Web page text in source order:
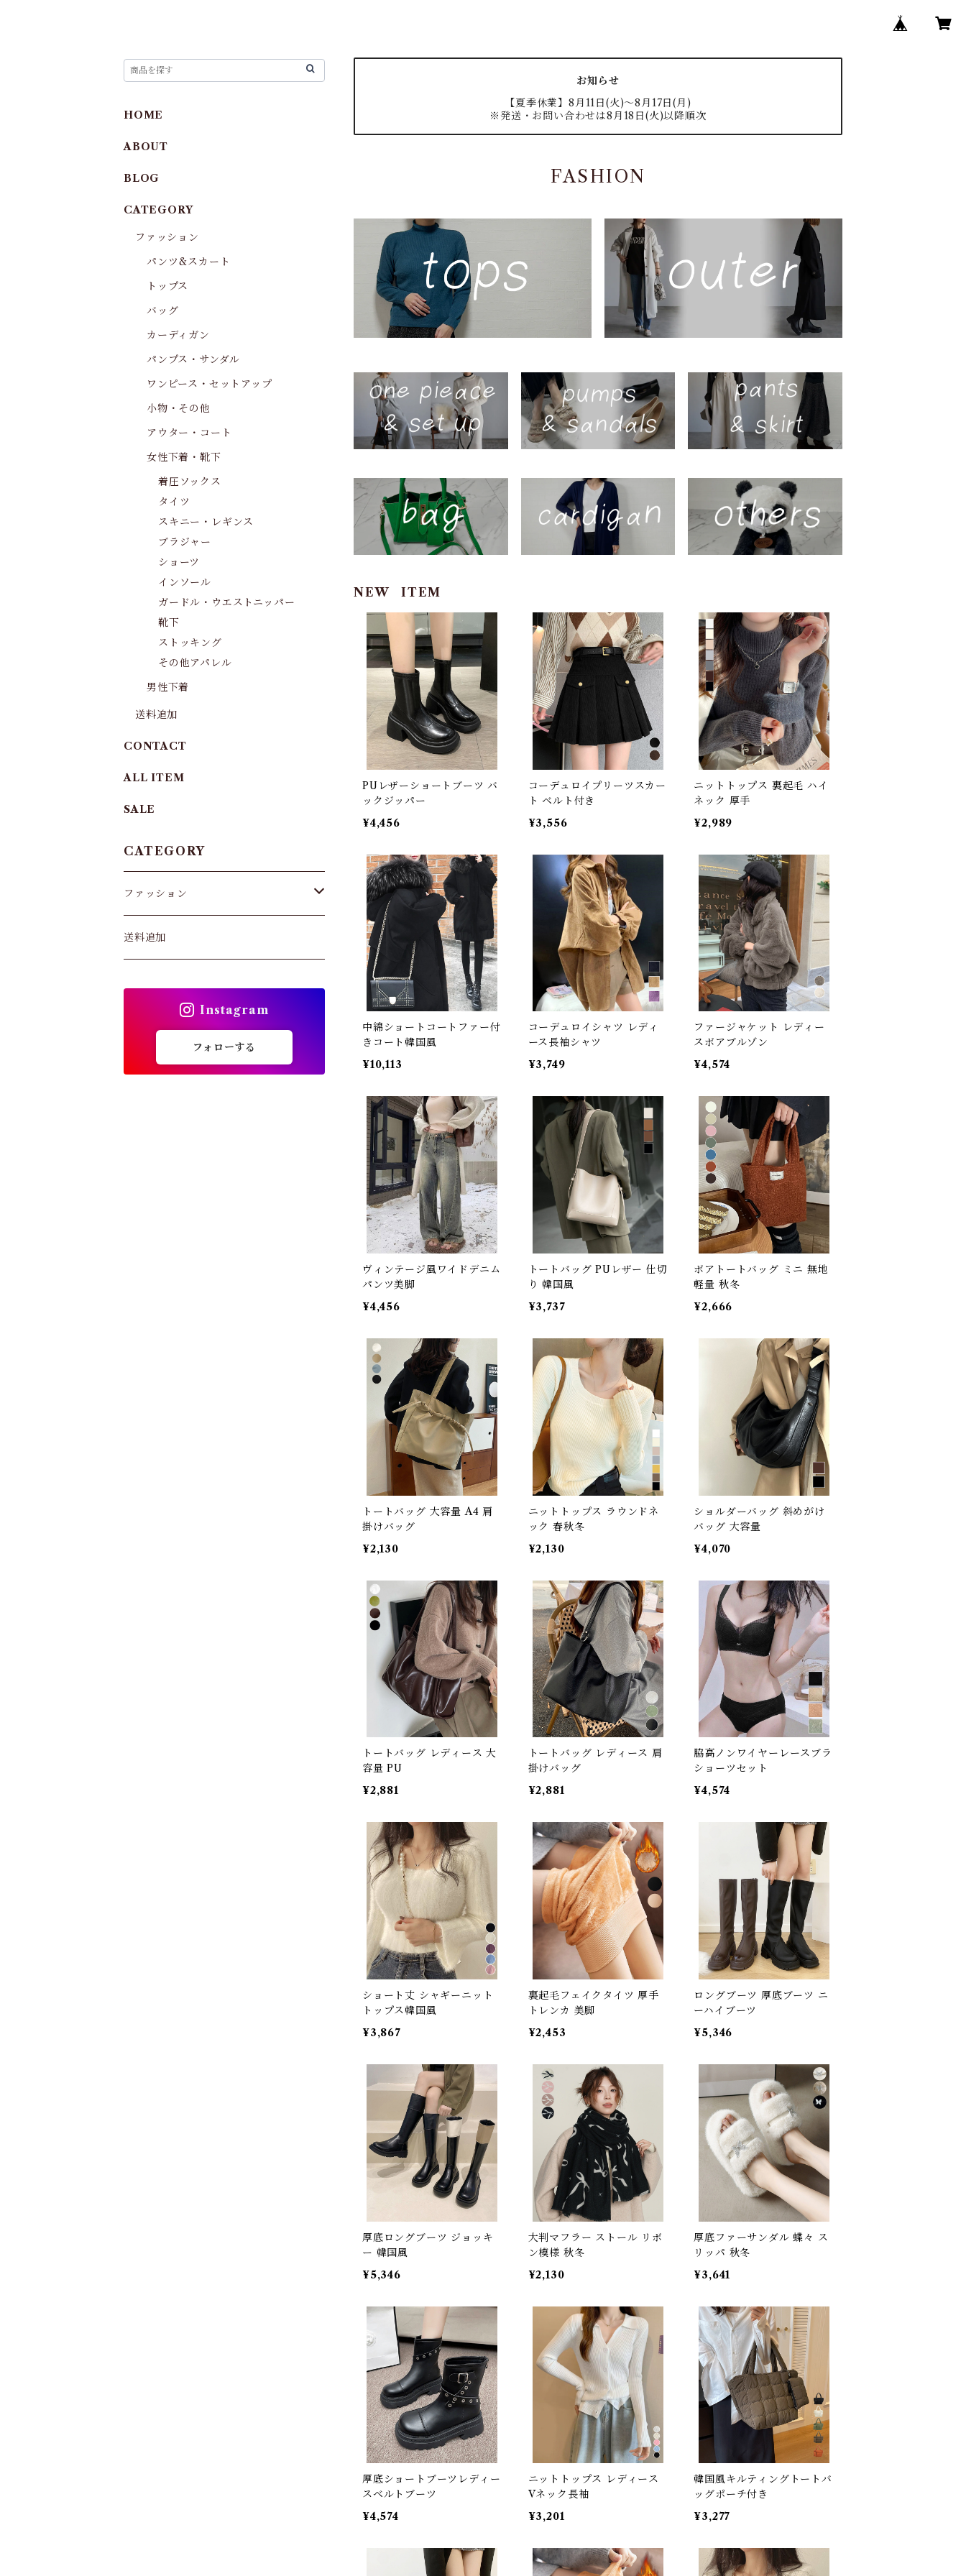
お知らせ
【夏季休業】8月11日(火)〜8月17日(月)
※発送・お問い合わせは8月18日(火)以降順次
FASHION
NEW ITEM
PUレザーショートブーツ バ
ックジッパー
¥4,456
コーデュロイプリーツスカー
ト ベルト付き
¥3,556
ニットトップス 裏起毛 ハイ
ネック 厚手
¥2,989
中綿ショートコートファー付
きコート韓国風
¥10,113
コーデュロイシャツ レディ
ース長袖シャツ
¥3,749
ファージャケット レディー
スボアブルゾン
¥4,574
ヴィンテージ風ワイドデニム
パンツ美脚
¥4,456
トートバッグ PUレザー 仕切
り 韓国風
¥3,737
ボアトートバッグ ミニ 無地
軽量 秋冬
¥2,666
トートバッグ 大容量 A4 肩
掛けバッグ
¥2,130
ニットトップス ラウンドネ
ック 春秋冬
¥2,130
ショルダーバッグ 斜めがけ
バッグ 大容量
¥4,070
トートバッグ レディース 大
容量 PU
¥2,881
トートバッグ レディース 肩
掛けバッグ
¥2,881
脇高ノンワイヤーレースブラ
ショーツセット
¥4,574
ショート丈 シャギーニット
トップス韓国風
¥3,867
裏起毛フェイクタイツ 厚手
トレンカ 美脚
¥2,453
ロングブーツ 厚底ブーツ ニ
ーハイブーツ
¥5,346
厚底ロングブーツ ジョッキ
ー 韓国風
¥5,346
大判マフラー ストール リボ
ン模様 秋冬
¥2,130
厚底ファーサンダル 蝶々 ス
リッパ 秋冬
¥3,641
厚底ショートブーツレディー
スベルトブーツ
¥4,574
ニットトップス レディース
Vネック長袖
¥3,201
韓国風キルティングトートバ
ッグポーチ付き
¥3,277
HOME
ABOUT
BLOG
CATEGORY
ファッション
パンツ&スカート
トップス
バッグ
カーディガン
パンプス・サンダル
ワンピース・セットアップ
小物・その他
アウター・コート
女性下着・靴下
着圧ソックス
タイツ
スキニー・レギンス
ブラジャー
ショーツ
インソール
ガードル・ウエストニッパー
靴下
ストッキング
その他アパレル
男性下着
送料追加
CONTACT
ALL ITEM
SALE
CATEGORY
ファッション
パンツ&スカート
カーディガン
送料追加
Instagram
フォローする